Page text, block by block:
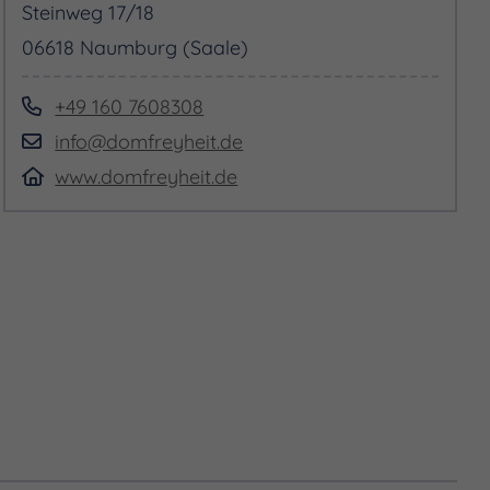
Steinweg 17/18
06618 Naumburg (Saale)
+49 160 7608308
info@domfreyheit.de
www.domfreyheit.de